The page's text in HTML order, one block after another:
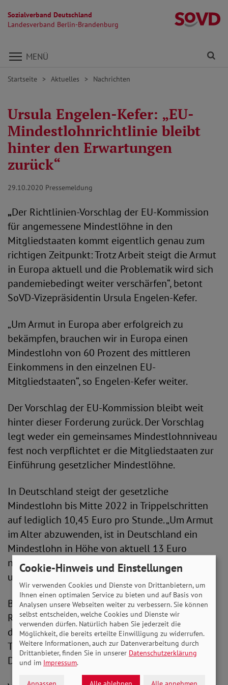
Sozialverband Deutschland
Landesverband Berlin-Brandenburg
Direkt zu den Inhalten springen
MENÜ
Startseite Aktuelles Nachrichten
Ursula Engelen-Kefer: „EU-
Mindestlohnrichtlinie bleibt
hinter den Erwartungen
zurück“
29.10.2020 Pressemeldung
„Der Richtlinien-Vorschlag der EU-Kommission
für angemessene Mindestlöhne in den
Mitgliedstaaten kommt eigentlich genau zum
richtigen Zeitpunkt: Trotz Arbeit steigt die Armut
in Europa aktuell und die Problematik wird sich
pandemiebedingt weiter verschärfen“, betont
SoVD-Vizepräsidentin Ursula Engelen-Kefer.
„Um Armut in Europa aber erfolgreich zu
bekämpfen, brauchen wir in Europa einen
Mindestlohn von 60 Prozent des mittleren
Einkommens in den einzelnen EU-
Mitgliedstaaten“, so Engelen-Kefer weiter.
Der Vorschlag der EU-Kommission bleibt weit
hinter dieser Forderung zurück. Der Vorschlag
legt weder ein gemeinsames Mindestlohnniveau
fest noch verpflichtet er die Mitgliedstaaten zur
Einführung gesetzlicher Mindestlöhne.
In Deutschland steigt der gesetzliche
Mindestlohn bis Mitte 2022 in Trippelschritten
auf lediglich 10,45 Euro pro Stunde. „Um Armut
im Alter abzuwenden, ist in Deutschland ein
Mindestlohn in Höhe von aktuell 13 Euro
notwendig“, fordert Engelen-Kefer. „Klar ist für
uns auch: Er muss jährlich angepasst werden.“
Besonders wichtig ist die in dem EU-
Richtlinienentwurf vorgesehene Einbeziehung
der Tarifparteien sowie die Stärkung der
Tarifverhandlungen. Auch hierbei gibt es in
Deutschland noch erheblichen Nachholbedarf.
Cookie-Hinweis und Einstellungen
Wir verwenden Cookies und Dienste von Drittanbietern, um
Ihnen einen optimalen Service zu bieten und auf Basis von
Analysen unsere Webseiten weiter zu verbessern. Sie können
selbst entscheiden, welche Cookies und Dienste wir
verwenden dürfen. Natürlich haben Sie jederzeit die
Möglichkeit, die bereits erteilte Einwilligung zu widerrufen.
Weitere Informationen, auch zur Datenverarbeitung durch
Drittanbieter, finden Sie in unserer Datenschutzerklärung
und im Impressum.